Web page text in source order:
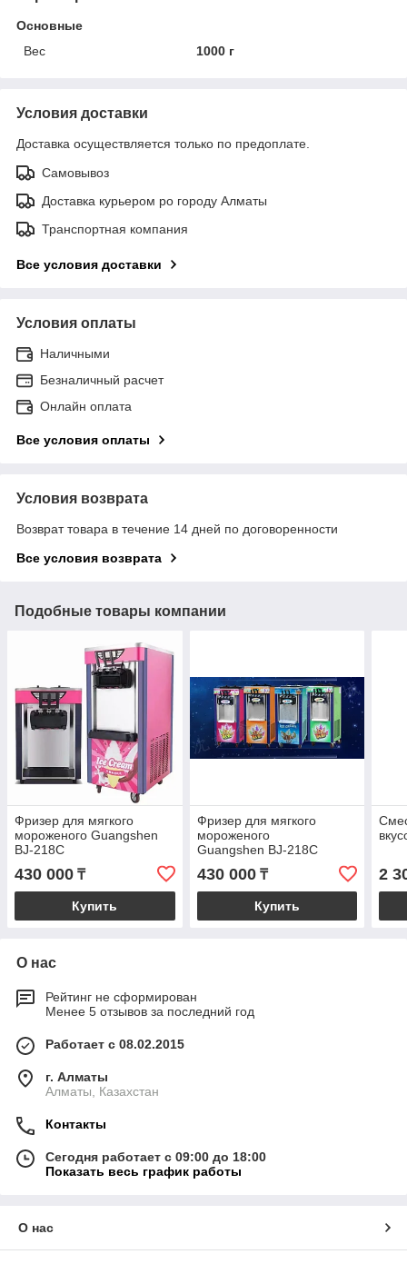
Основные
Вес
1000 г
Условия доставки
Доставка осуществляется только по предоплате.
Самовывоз
Доставка курьером ро городу Алматы
Транспортная компания
Все условия доставки
Условия оплаты
Наличными
Безналичный расчет
Онлайн оплата
Все условия оплаты
Условия возврата
Возврат товара в течение 14 дней по договоренности
Все условия возврата
Подобные товары компании
Фризер для мягкого
мороженого Guangshen
BJ-218C
430 000 ₸
Купить
Фризер для мягкого
мороженого
Guangshen BJ-218C
430 000₸
Купить
2
О нас
Рейтинг не сформирован
Менее 5 отзывов за последний год
Работает с 08.02.2015
г. Алматы
Алматы, Казахстан
Контакты
Сегодня работает с 09:00 до 18:00
Показать весь график работы
О нас